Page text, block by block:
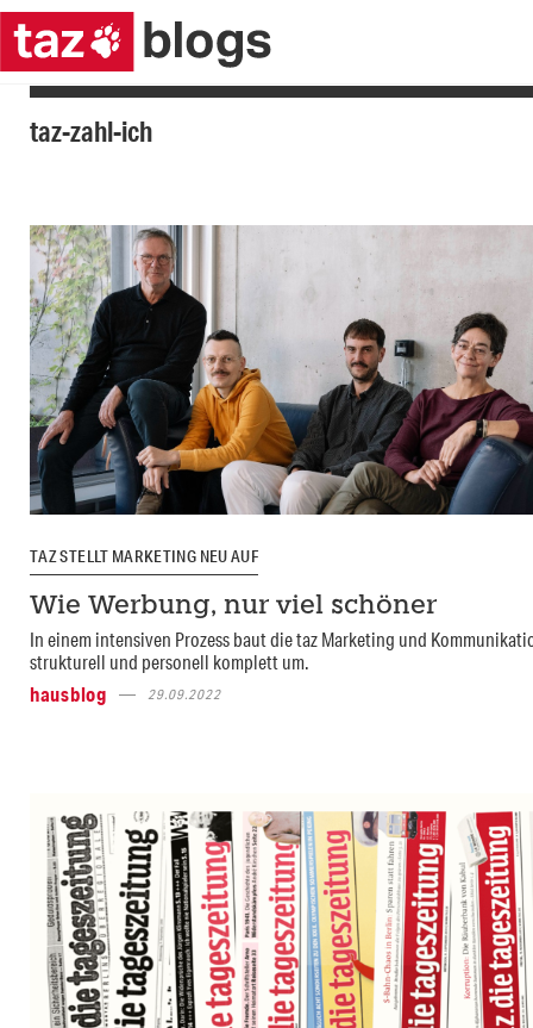
taz-zahl-ich
TAZ STELLT MARKETING NEU AUF
Wie Werbung, nur viel schöner
In einem intensiven Prozess baut die taz Marketing und
strukturell und personell komplett um.
hausblog
29.09.2022